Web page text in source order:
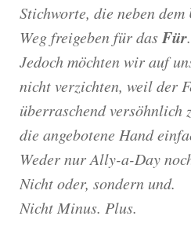
Stichworte, die neben dem
Weg freigeben für dasFür.
Jedoch möchten wir auf
nicht verzichten, weil der
überraschend
die angebotene Hand
Weder nur Ally-a-Day
Nicht oder, sondern und.
Nicht Minus. Plus.